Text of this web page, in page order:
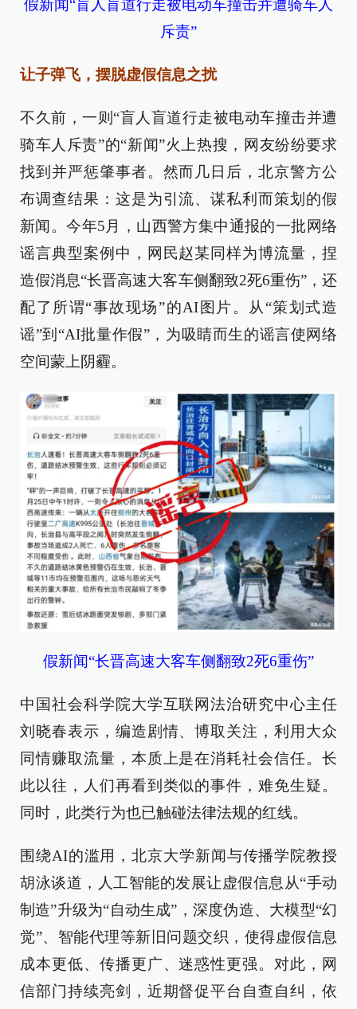
假新闻“盲人盲道行走被电动车撞击并遭骑车人
斥责”
让子弹飞，摆脱虚假信息之扰
不久前，一则“盲人盲道行走被电动车撞击并遭
骑车人斥责”的“新闻”火上热搜，网友纷纷要求
找到并严惩肇事者。然而几日后，北京警方公
布调查结果：这是为引流、谋私利而策划的假
新闻。今年5月，山西警方集中通报的一批网络
谣言典型案例中，网民赵某同样为博流量，捏
造假消息“长晋高速大客车侧翻致2死6重伤”，还
配了所谓“事故现场”的AI图片。从“策划式造
谣”到“AI批量作假”，为吸睛而生的谣言使网络
空间蒙上阴霾。
假新闻“长晋高速大客车侧翻致2死6重伤”
中国社会科学院大学互联网法治研究中心主任
刘晓春表示，编造剧情、博取关注，利用大众
同情赚取流量，本质上是在消耗社会信任。长
此以往，人们再看到类似的事件，难免生疑。
同时，此类行为也已触碰法律法规的红线。
围绕AI的滥用，北京大学新闻与传播学院教授
胡泳谈道，人工智能的发展让虚假信息从“手动
制造”升级为“自动生成”，深度伪造、大模型“幻
觉”、智能代理等新旧问题交织，使得虚假信息
成本更低、传播更广、迷惑性更强。对此，网
信部门持续亮剑，近期督促平台自查自纠，依